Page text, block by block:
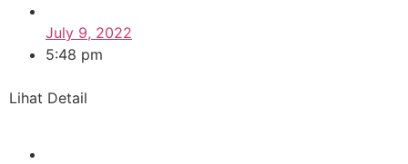
July 9, 2022
5:48 pm
Lihat Detail